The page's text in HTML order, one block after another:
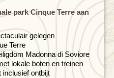
park Cinque Terre aan
gelegen
Terre
Madonna di Soviore
lokale boten en treinen
inclusief ontbijt